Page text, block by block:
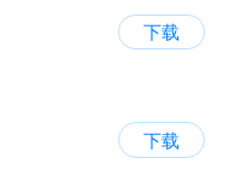
下载
下载